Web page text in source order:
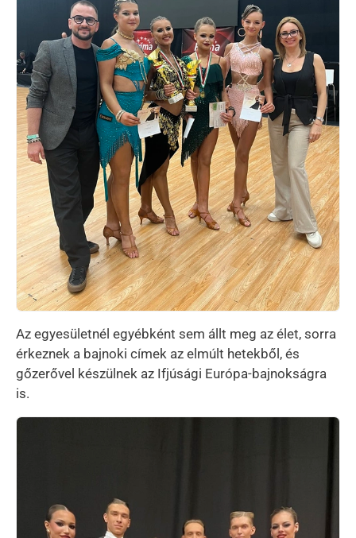
Az egyesületnél egyébként sem állt meg az élet, sorra
érkeznek a bajnoki címek az elmúlt hetekből, és
gőzerővel készülnek az Ifjúsági Európa-bajnokságra
is.
Kép